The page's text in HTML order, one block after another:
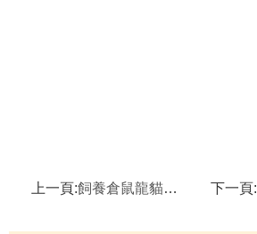
上一頁:飼養倉鼠龍貓小心傳染鼠疫,倉鼠 下一頁: